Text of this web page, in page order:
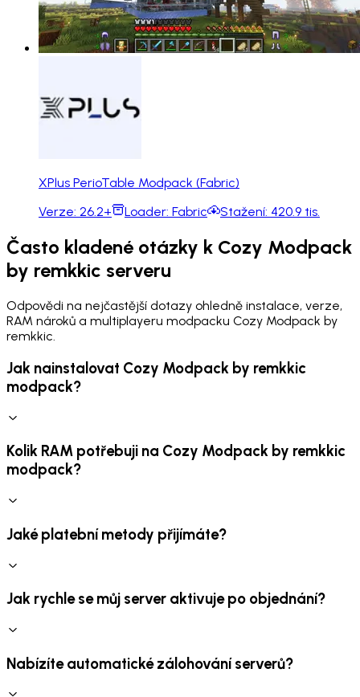
XPlus PerioTable Modpack (Fabric)
Verze: 26.2+ Loader: Fabric Stažení: 420.9 tis.
Často kladené otázky k Cozy Modpack
by remkkic serveru
Odpovědi na nejčastější dotazy ohledně instalace, verze,
RAM nároků a multiplayeru modpacku Cozy Modpack by
remkkic.
Jak nainstalovat Cozy Modpack by remkkic
modpack?
Kolik RAM potřebuji na Cozy Modpack by remkkic
modpack?
Jaké platební metody přijímáte?
Jak rychle se můj server aktivuje po objednání?
Nabízíte automatické zálohování serverů?